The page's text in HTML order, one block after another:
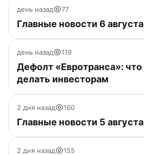
день назад 77
Главные новости 6 августа
день назад 119
Дефолт «Евротранса»: что
делать инвесторам
2 дня назад 160
Главные новости 5 августа
2 дня назад 155